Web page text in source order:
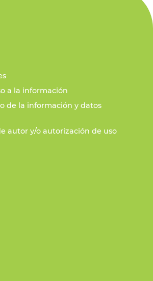
a la información
de la información y datos
autor y/o autorización de uso